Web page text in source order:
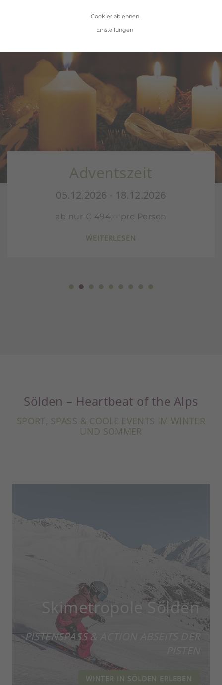
Adventszeit
05.12.2026 - 18.12.2026
ab nur € 494,-- pro Person
WEITERLESEN
Sölden – Heartbeat of the Alps
SPORT, SPASS & COOLE EVENTS IM WINTER U
ND SOMMER
Skimetropole Sölden
PISTENSPASS & ACTION ABSEITS DER P
WINTER IN SÖLDEN ERLEBEN
Cookies ablehnen
Einstellungen